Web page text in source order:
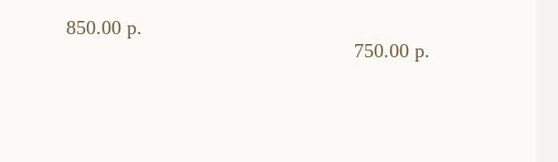
850.00 р.
750.00 р.